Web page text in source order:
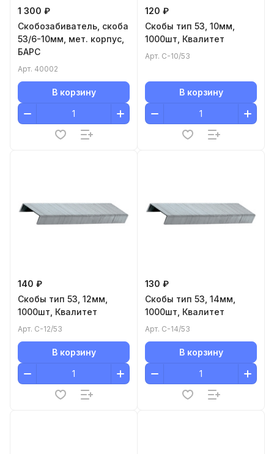
1 300 ₽
Скобозабиватель, скоба
53/6-10мм, мет. корпус,
БАРС
Арт. 40002
В корзину
120 ₽
Скобы тип 53, 10мм,
1000шт, Квалитет
Арт. С-10/53
В корзину
140 ₽
Скобы тип 53, 12мм,
1000шт, Квалитет
Арт. С-12/53
В корзину
130 ₽
Скобы тип 53, 14мм,
1000шт, Квалитет
Арт. С-14/53
В корзину